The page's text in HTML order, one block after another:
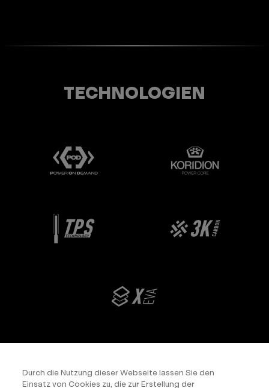
TECHNOLOGIEN
Durch die Nutzung dieser Webseite lassen Sie den
Einsatz von Cookies zu, die zur Erstellung der